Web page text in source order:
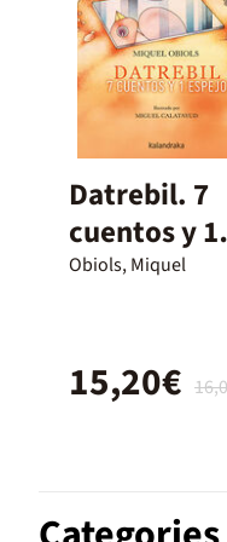
Datrebil. 7
cuentos y 1
espejo
Obiols, Miquel
15,20€